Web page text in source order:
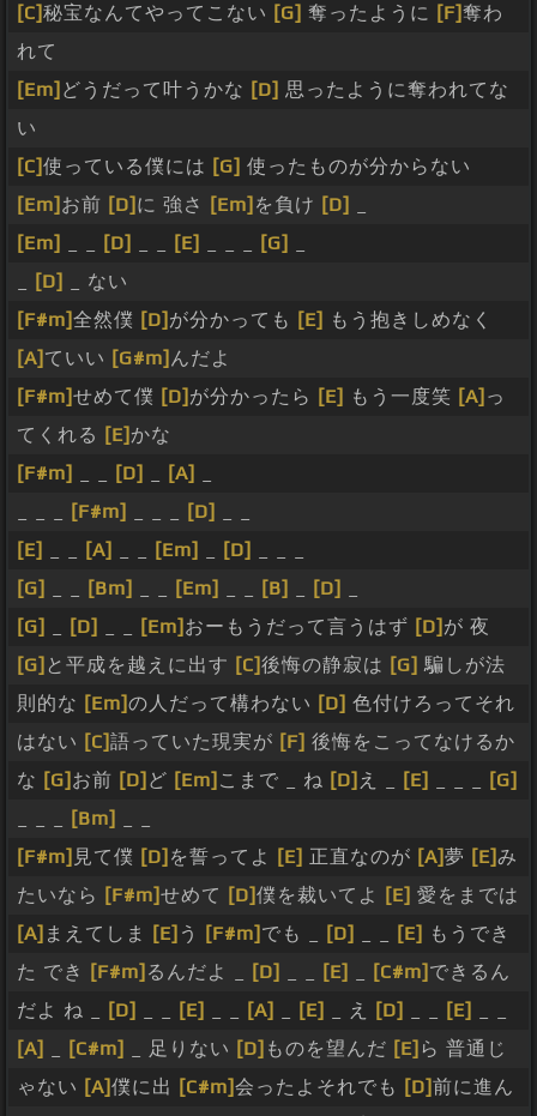
[C]秘宝なんてやってこない [G] 奪ったように [F]奪わ
れて
[Em] どうだって叶うかな [D] 思ったように奪われてな
い
[C]使っている僕には [G] 使ったものが分からない
[Em] お前 [D] に 強さ [Em] を負け [D]
[Em]
[D] [E] [G]
[D]
_ ない
[F#m]全然僕 [D] が分かっても [E] もう抱きしめなく
[A] ていい [G#m] んだよ
[F#m]せめて僕 [D] が分かったら [E] もう一度笑 [A] っ
てくれる [E]かな
[F#m]
[D] [A]
[F#m] [D]
[E]
[A] [Em] [D]
[G]
[Bm] [Em] [B] [D]
[G]
[D] [Em] おーもうだって言うはず [D] が 夜
[G] と平成を越えに出す [C]後悔の静寂は [G] 騙しが法
則的な [Em]の人だって構わない [D] 色付けろってそれ
はない [C]語っていた現実が [F] 後悔をこってなけるか
な [G] お前 [D] ど [Em] こまで _ ね [D] え _ [E]
[G]
[Bm]
[F#m] 見て僕 [D] を誓ってよ [E] 正直なのが [A]夢 [E]み
たいなら [F#m]せめて [D]僕を裁いてよ [E] 愛をまでは
[A] まえてしま [E] う [F#m] でも _ [D] [E] もうでき
た でき
[F#m] るんだよ _ [D] [E] [C#m] できるん
だよ ね _
[D] [E] [A] [E] _ え [D] [E]
[A]
[C#m] _ 足りない [D] ものを望んだ [E] ら 普通じ
ゃない [A]僕に出 [C#m]会ったよそれでも [D]前に進ん